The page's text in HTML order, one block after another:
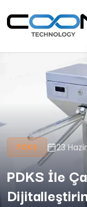
PDKS 23
PDKS İle